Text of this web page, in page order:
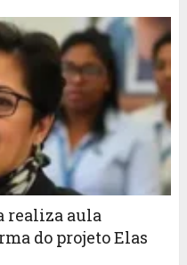
realiza aula
do projeto Elas